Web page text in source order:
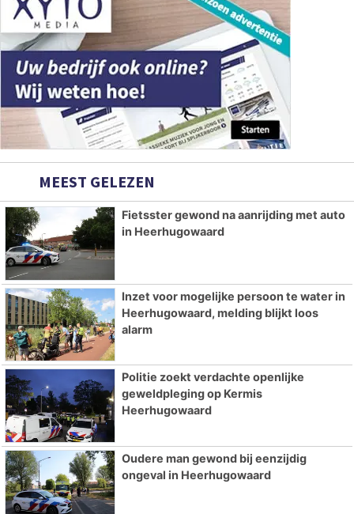
MEEST GELEZEN
Fietsster gewond na aanrijding met auto
in Heerhugowaard
Inzet voor mogelijke persoon te water in
Heerhugowaard, melding blijkt loos
alarm
Politie zoekt verdachte openlijke
geweldpleging op Kermis
Heerhugowaard
Oudere man gewond bij eenzijdig
ongeval in Heerhugowaard